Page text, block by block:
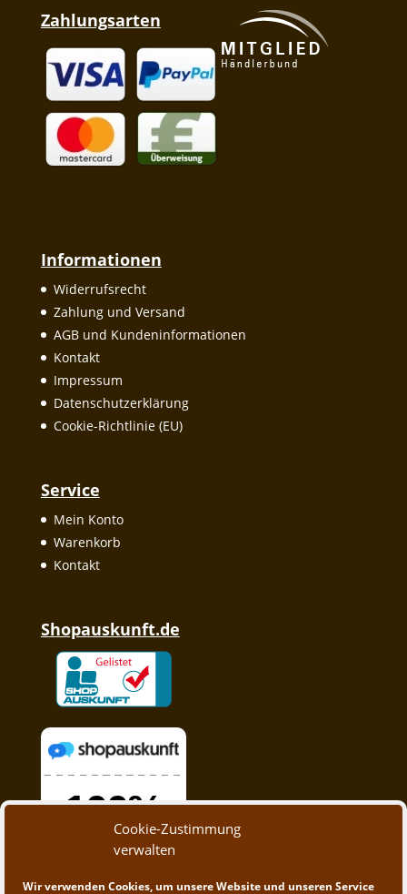
Cookie-Zustimmung
verwalten
Wir verwenden Cookies, um unsere Website und unseren Service
Zahlungsarten
Informationen
Widerrufsrecht
Zahlung und Versand
AGB und Kundeninformationen
Kontakt
Impressum
Datenschutzerklärung
Cookie-Richtlinie (EU)
Service
Mein Konto
Warenkorb
Kontakt
Shopauskunft.de